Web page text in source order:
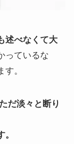
述べなくて大
っているな
。
ただ淡々と断り